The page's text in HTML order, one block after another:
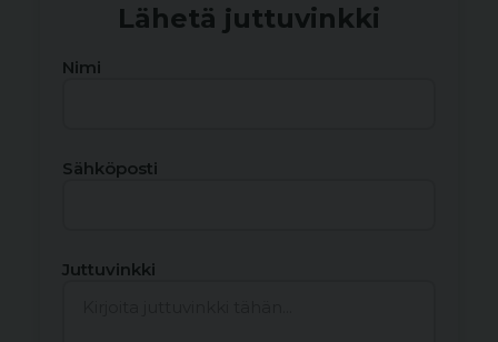
Lähetä juttuvinkki
Nimi
Sähköposti
Juttuvinkki